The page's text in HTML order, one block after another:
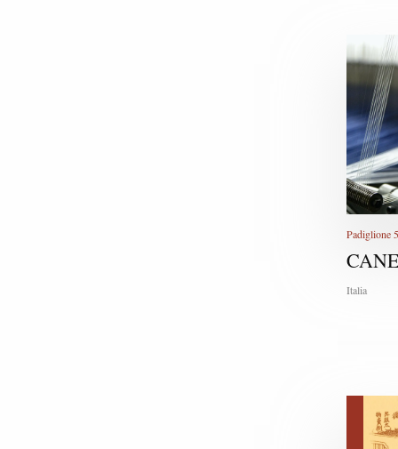
Padiglione
Italia